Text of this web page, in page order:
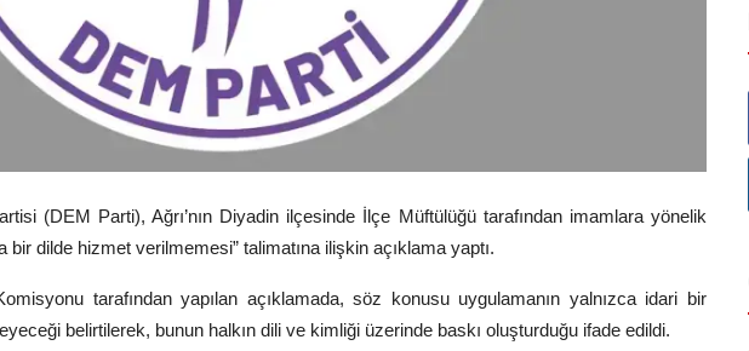
(DEM Parti), Ağrı’nın Diyadin ilçesinde İlçe Müftülüğü tarafından imamlara yönelik
bir dilde hizmet verilmemesi” talimatına ilişkin açıklama yaptı.
tarafından yapılan açıklamada, söz konusu uygulamanın yalnızca idari bir
belirtilerek, bunun halkın dili ve kimliği üzerinde baskı oluşturduğu ifade edildi.